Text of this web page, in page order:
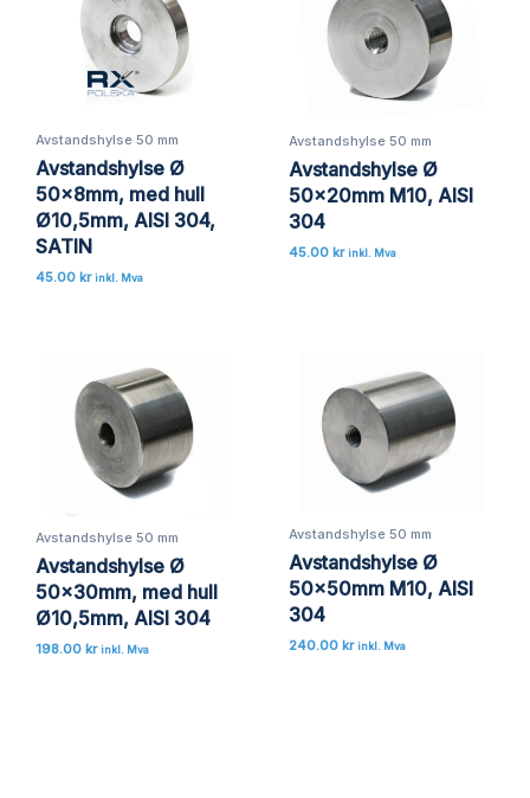
Avstandshylse 50 mm
Avstandshylse Ø
50x8mm, med hull
Ø10,5mm, AISI 304,
SATIN
45.00 kr inkl. Mva
Avstandshylse 50 mm
Avstandshylse Ø
50x20mm M10, AISI
304
45.00 kr inkl. Mva
Avstandshylse 50 mm
Avstandshylse Ø
50x30mm, med hull
Ø10,5mm, AISI 304
198.00 kr inkl. Mva
Avstandshylse 50 mm
Avstandshylse Ø
50x50mm M10, AISI
304
240.00 kr inkl. Mva